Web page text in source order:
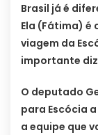
Brasil já é
Ela (Fátima)
viagem da
importante
O deputado
para Escócia
a equipe que